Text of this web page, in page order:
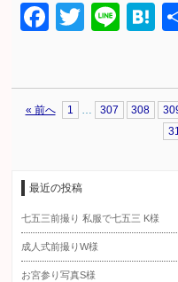
Facebook
Twitter
Line
« 前へ 1 … 307 308
最近の投稿
七五三前撮り 私服で七五三 K様
成人式前撮りW様
お宮参り写真S様